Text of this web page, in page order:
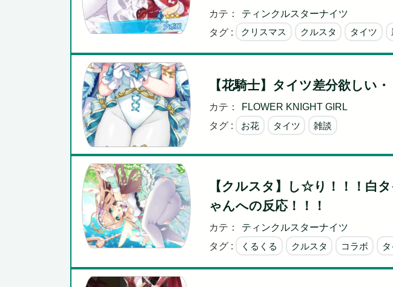
カテ：
ティンクルスターナイツ
タグ :
クリスマス クルスタ タイツ
【花騎士】タイツ差分欲しい
カテ：
FLOWER KNIGHT GIRL
タグ :
お花 タイツ 雑談
【クルスタ】し☆り！！！白
ゃんへの反応！！！
カテ：
ティンクルスターナイツ
タグ :
くるくる クルスタ コラボ